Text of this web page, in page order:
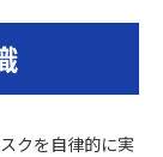
クを自律的に実